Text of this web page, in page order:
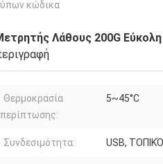
κώδικα
Λάθους 200G
Θερμοκρασία
περίπτωσης:
5~45°C
Συνδεσιμότητα: USB,